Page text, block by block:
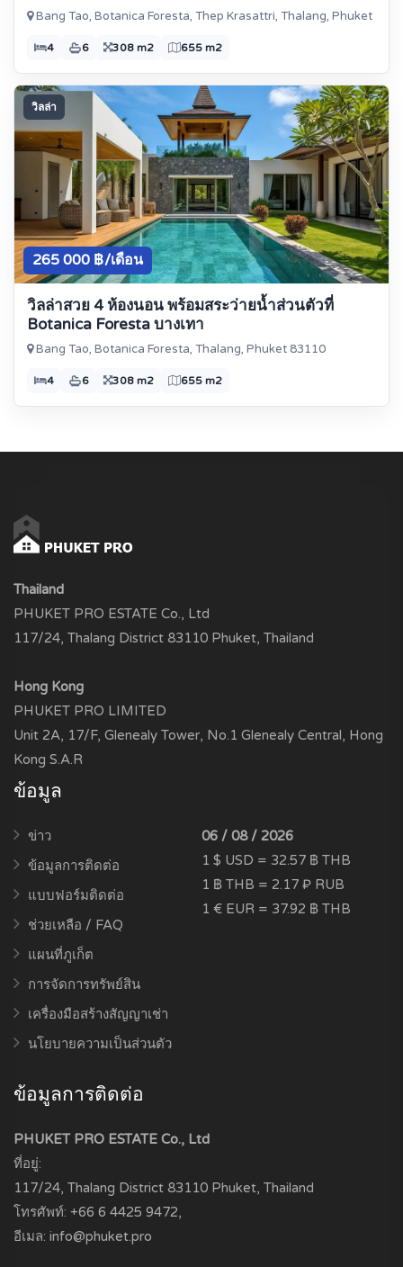
Bang Tao, Botanica Foresta, Thep Krasattri, Thalang, Phuket
4 6 308 m2 655 m2
วิลล่า
265 000 ฿/เดือน
วิลล่าสวย 4 ห้องนอน พร้อมสระว่ายน้ำส่วนตัวที่
Botanica Foresta บางเทา
Bang Tao, Botanica Foresta, Thalang, Phuket 83110
4 6 308 m2 655 m2
Thailand
PHUKET PRO ESTATE Co., Ltd
117/24, Thalang District 83110 Phuket, Thailand
Hong Kong
PHUKET PRO LIMITED
Unit 2A, 17/F, Glenealy Tower, No.1 Glenealy Central, Hong
Kong S.A.R
ข้อมูล
ข่าว
ข้อมูลการติดต่อ
แบบฟอร์มติดต่อ
ช่วยเหลือ / FAQ
แผนที่ภูเก็ต
การจัดการทรัพย์สิน
เครื่องมือสร้างสัญญาเช่า
นโยบายความเป็นส่วนตัว
06 / 08 / 2026
1 $ USD = 32.57 ฿ THB
1 ฿ THB = 2.17 ₽ RUB
1 € EUR = 37.92 ฿ THB
ข้อมูลการติดต่อ
PHUKET PRO ESTATE Co., Ltd
ที่อยู่:
117/24, Thalang District 83110 Phuket, Thailand
โทรศัพท์: +66 6 4425 9472,
อีเมล: info@phuket.pro